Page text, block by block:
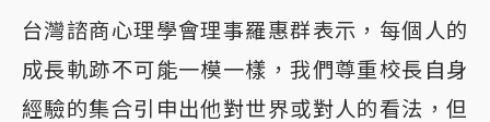
台灣諮商心理學會理事羅惠群表示，每個人的
成長軌跡不可能一模一樣，我們尊重校長自身
經驗的集合引申出他對世界或對人的看法，但